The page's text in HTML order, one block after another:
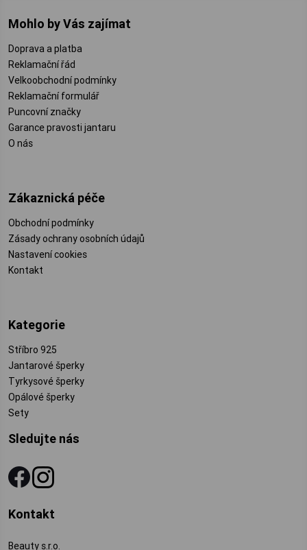
Mohlo by Vás zajímat
Doprava a platba
Reklamační řád
Velkoobchodní podmínky
Reklamační formulář
Puncovní značky
Garance pravosti jantaru
O nás
Zákaznická péče
Obchodní podmínky
Zásady ochrany osobních údajů
Nastavení cookies
Kontakt
Kategorie
Stříbro 925
Jantarové šperky
Tyrkysové šperky
Opálové šperky
Sety
Sledujte nás
Kontakt
Beauty s.r.o.